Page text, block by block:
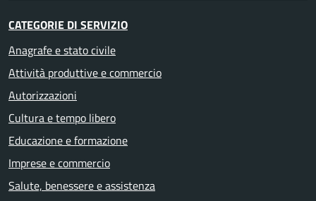
CATEGORIE DI SERVIZIO
Anagrafe e stato civile
Attività produttive e commercio
Autorizzazioni
Cultura e tempo libero
Educazione e formazione
Imprese e commercio
Salute, benessere e assistenza